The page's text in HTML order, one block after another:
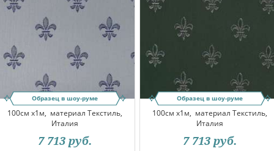
Образец в шоу-руме
100см x1м, материал Текстиль,
Италия
7 713 руб.
Образец в шоу-руме
100см x1м, материал Текстиль,
Италия
7 713 руб.